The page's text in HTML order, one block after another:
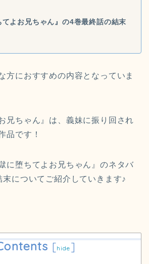
てよお兄ちゃん』の4巻最終話の結末
方におすすめの内容となっていま
兄ちゃん』は、義妹に振り回され
品です！
に堕ちてよお兄ちゃん』のネタバ
末についてご紹介していきます♪
[hide ]